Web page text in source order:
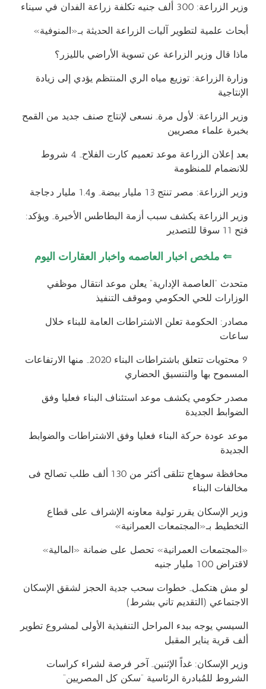
وزير الزراعة: 300 ألف جنيه تكلفة زراعة الفدان في سيناء
أبحاث علمية لتطوير آليات الزراعة الحديثة بـ«المنوفية»
ماذا قال وزير الزراعة عن تسوية الأراضي بالليزر؟
وزارة الزراعة: توزيع مياه الري المنتظم يؤدي إلى زيادة
الإنتاجية
وزير الزراعة: لأول مرة.. نسعى لإنتاج صنف جديد من القمح
بخبرة علماء مصريين
​​بعد إعلان الزراعة موعد تعميم كارت الفلاح.. 4 شروط
للانضمام للمنظومة
وزير الزراعة: مصر تنتج 13 مليار بيضة.. و1.4 مليار دجاجة
وزير الزراعة يكشف سبب أزمة البطاطس الأخيرة.. ويؤكد:
فتح 11 سوقا للتصدير
⇐ ملخص اخبار العاصمه واخبار العقارات اليوم
متحدث “العاصمة الإدارية” يعلن موعد انتقال موظفي
الوزارات للحي الحكومي وموقف التنفيذ
مصادر: الحكومة تعلن الاشتراطات العامة للبناء خلال
ساعات
9 محتويات تتعلق باشتراطات البناء 2020.. منها الارتفاعات
المسموح بها والتنسيق الحضاري
مصدر حكومي يكشف موعد استئناف البناء فعليا وفق
الضوابط الجديدة
موعد عودة حركة البناء فعليا وفق الاشتراطات والضوابط
الجديدة
محافظة سوهاج تتلقى أكثر من 130 ألف طلب تصالح فى
مخالفات البناء
وزير الإسكان يقرر تولية معاونه الإشراف على قطاع
التخطيط بـ«المجتمعات العمرانية»
«المجتمعات العمرانية» تحصل على ضمانة «المالية»
لاقتراض 100 مليار جنيه
لو مش هتكمل.. خطوات سحب جدية الحجز لشقق الإسكان
الاجتماعي (التقديم تاني بشرط)
السيسي يوجه ببدء المراحل التنفيذية الأولى لمشروع تطوير
ألف قرية يناير المقبل
وزير الإسكان: غداً الإثنين.. آخر فرصة لشراء كراسات
الشروط للمُبادرة الرئاسية “سكن كل المصريين”